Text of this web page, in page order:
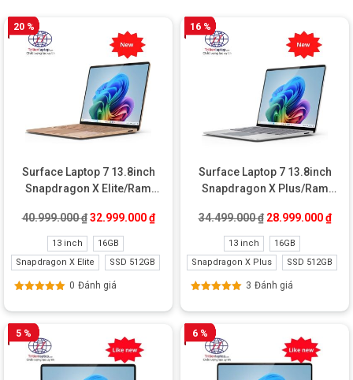
20 %
Surface Laptop 7 13.8inch
Snapdragon X Elite/Ram
40.999.000₫ Giá gốc là: 40.999.000 ₫.
32.999.000₫Giá hiện tại là: 32.999.000 ₫.
13 inch
16GB
Snapdragon X Elite
SSD 512GB
0 Đánh giá
16 %
Surface Laptop 7 13.8inch
Snapdragon X Plus/Ram
34.499.000₫ Giá gốc là:
28.999.000₫Giá
13 inch
16GB
Snapdragon X Plus
SSD 512GB
3 Đánh giá
5 % 6 %